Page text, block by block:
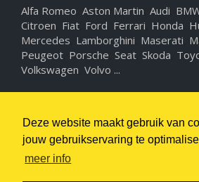
Deze website maakt gebruik van
jouw gebruikservaring te
meer info
Alfa Romeo Aston Martin Audi
Citroen Fiat Ford Ferrari Honda
Mercedes Lamborghini Maserati
Peugeot Porsche Seat Skoda
Volkswagen Volvo ...
WIJ KOPEN AUTO'S
Sam-motors, uw specialist in
Wij kopen als auto opkoper alle